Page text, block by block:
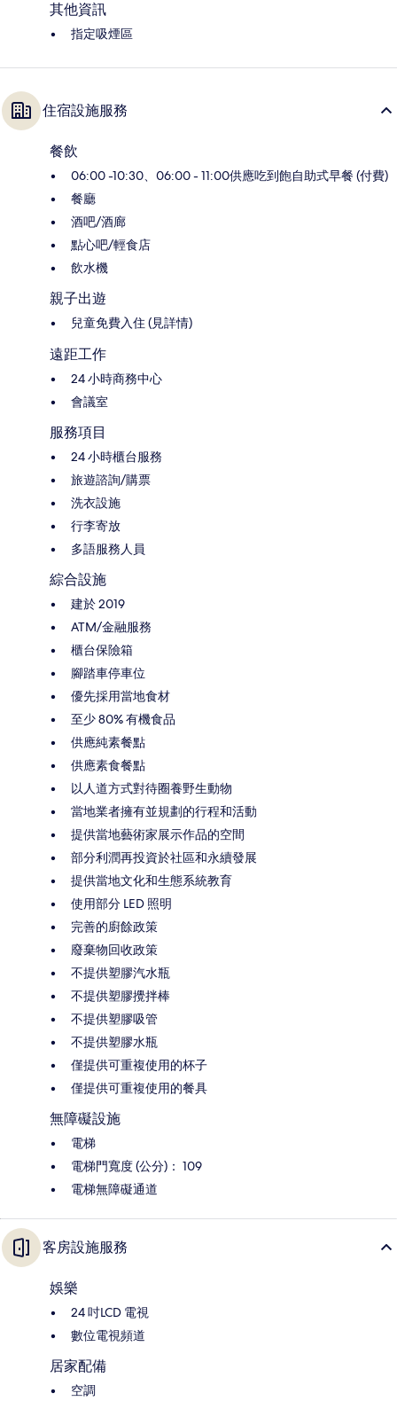
其他資訊
指定吸煙區
住宿設施服務
餐飲
06:00 -10:30、06:00 - 11:00供應吃到飽自助式早餐 (付費)
餐廳
酒吧/酒廊
點心吧/輕食店
飲水機
親子出遊
兒童免費入住 (見詳情)
遠距工作
24 小時商務中心
會議室
服務項目
24 小時櫃台服務
旅遊諮詢/購票
洗衣設施
行李寄放
多語服務人員
綜合設施
建於 2019
ATM/金融服務
櫃台保險箱
腳踏車停車位
優先採用當地食材
至少 80% 有機食品
供應純素餐點
供應素食餐點
以人道方式對待圈養野生動物
當地業者擁有並規劃的行程和活動
提供當地藝術家展示作品的空間
部分利潤再投資於社區和永續發展
提供當地文化和生態系統教育
使用部分 LED 照明
完善的廚餘政策
廢棄物回收政策
不提供塑膠汽水瓶
不提供塑膠攪拌棒
不提供塑膠吸管
不提供塑膠水瓶
僅提供可重複使用的杯子
僅提供可重複使用的餐具
無障礙設施
電梯
電梯門寬度 (公分)： 109
電梯無障礙通道
客房設施服務
娛樂
24 吋LCD 電視
數位電視頻道
居家配備
空調